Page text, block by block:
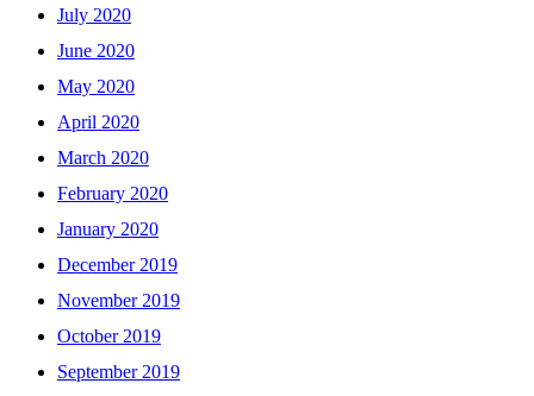
July 2020
June 2020
May 2020
April 2020
March 2020
February 2020
January 2020
December 2019
November 2019
October 2019
September 2019